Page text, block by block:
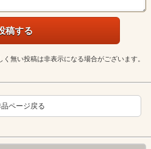
無い投稿は非表示になる場合がございます。
ページ戻る